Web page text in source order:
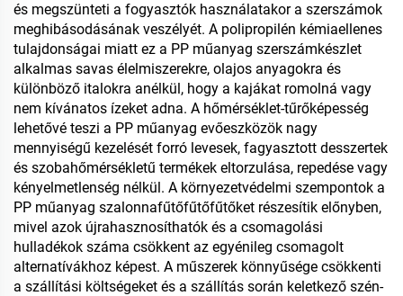
és megszünteti a fogyasztók használatakor a szerszámok
meghibásodásának veszélyét. A polipropilén kémiaellenes
tulajdonságai miatt ez a PP műanyag szerszámkészlet
alkalmas savas élelmiszerekre, olajos anyagokra és
különböző italokra anélkül, hogy a kajákat romolná vagy
nem kívánatos ízeket adna. A hőmérséklet-tűrőképesség
lehetővé teszi a PP műanyag evőeszközök nagy
mennyiségű kezelését forró levesek, fagyasztott desszertek
és szobahőmérsékletű termékek eltorzulása, repedése vagy
kényelmetlenség nélkül. A környezetvédelmi szempontok a
PP műanyag szalonnafűtőfűtőfűtőket részesítik előnyben,
mivel azok újrahasznosíthatók és a csomagolási
hulladékok száma csökkent az egyénileg csomagolt
alternatívákhoz képest. A műszerek könnyűsége csökkenti
a szállítási költségeket és a szállítás során keletkező szén-